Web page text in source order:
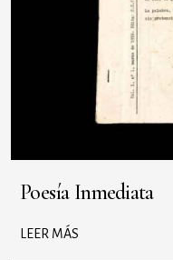
Poesía Inmediata
LEER MÁS